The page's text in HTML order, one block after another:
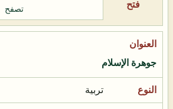
تصفح
جوهرة الإسلام
تربية